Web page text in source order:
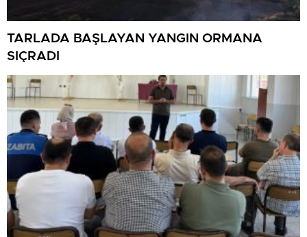
TARLADA BAŞLAYAN YANGIN ORMANA
SIÇRADI